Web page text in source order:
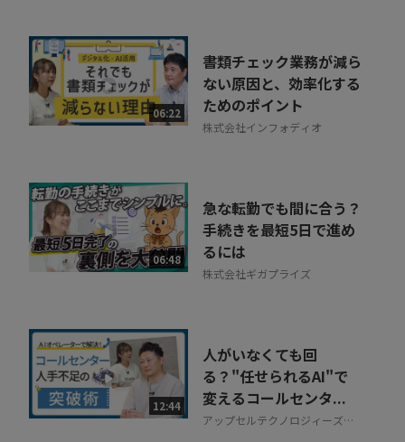
06:22
書類チェック業務が減ら
ない原因と、効率化する
ためのポイント
株式会社インフォディオ
06:48
急な転勤でも間に合う？
手続きを最短5日で進め
るには
株式会社ギガプライズ
12:44
人がいなくても回
る？"任せられるAI"で
変えるコールセンタ...
アップセルテクノロジィーズ株